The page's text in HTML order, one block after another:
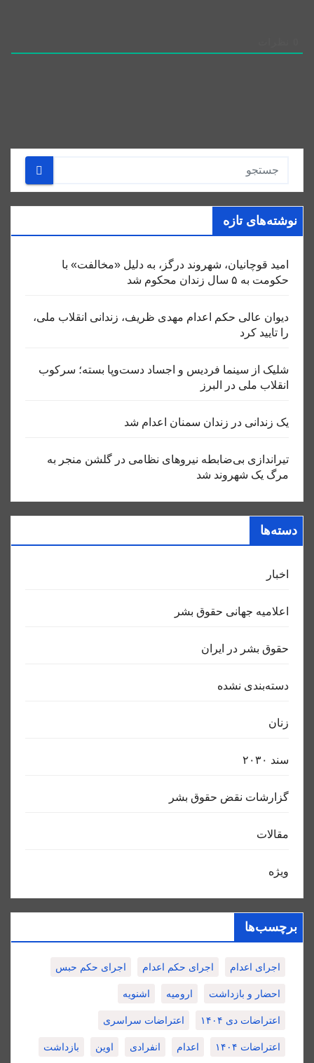
نوشته‌های تازه
امید قوچانیان، شهروند درگز، به دلیل «مخالفت» با
حکومت به ۵ سال زندان محکوم شد
دیوان عالی حکم اعدام مهدی ظریف، زندانی انقلاب ملی،
را تایید کرد
شلیک از سینما فردیس و اجساد دست‌وپا بسته؛ سرکوب
انقلاب ملی در البرز
یک زندانی در زندان سمنان اعدام شد
تیراندازی بی‌ضابطه نیروهای نظامی در گلشن منجر به
مرگ یک شهروند شد
دسته‌ها
اخبار
اعلاميه جهانی حقوق بشر
حقوق بشر در ایران
دسته‌بندی نشده
زنان
سند ٢٠٣٠
گزارشات نقض حقوق بشر
مقالات
ویژه
برچسب‌ها
اجرای اعدام اجرای حکم اعدام اجرای حکم حبس
احضار و بازداشت ارومیه اشنویه
اعتراضات دی ۱۴۰۴ اعتراضات سراسری
اعتراضات ۱۴۰۴ اعدام انفرادی اوین بازداشت